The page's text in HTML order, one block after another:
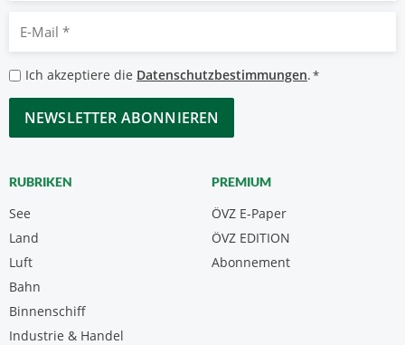
Mail
*
Datenschutzbestimmungen
*
Ich akzeptiere die Datenschutzbestimmungen.*
CAPTCHA
RUBRIKEN
See
Land
Luft
Bahn
Binnenschiff
Industrie & Handel
PREMIUM
ÖVZ E-Paper
Abonnement
ÖVZ EDITION